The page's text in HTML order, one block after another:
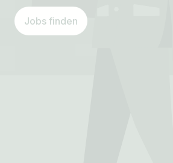
Jobs finden